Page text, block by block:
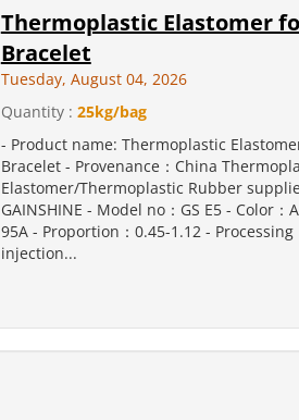
Thermoplastic Elastomer
Bracelet
Tuesday, August 04, 2026
Quantity : 25kg/bag
- Product name: Thermoplastic
Bracelet - Provenance：China
Elastomer/Thermoplastic Rubber
GAINSHINE - Model no：GS E5 - Color：
95A - Proportion：0.45-1.12 -
injection...